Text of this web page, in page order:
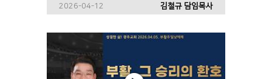
2026-04-12 김철규 담임목사